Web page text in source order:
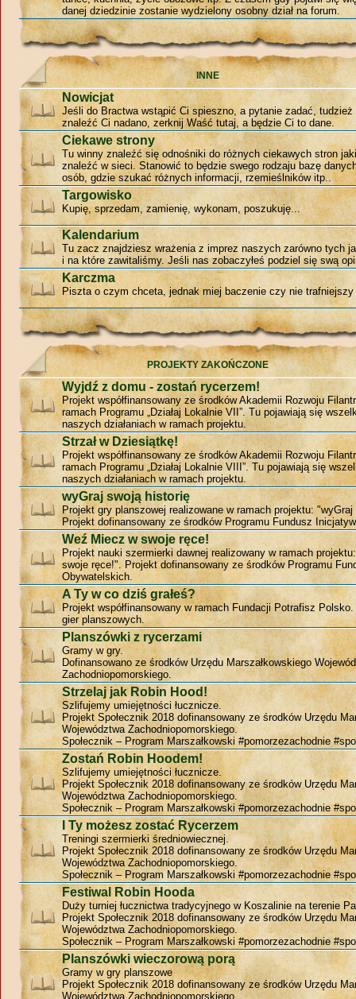
danej dziedzinie zostanie wydzielony osobny dział na forum.
INNE
Nowicjat
Jeśli do Bractwa wstąpić Ci spieszno, a pytanie zadać, tudzież
znaleźć Ci nadano, zerknij Waść tutaj, a będzie Ci to dane.
Ciekawe strony
Tu winny znaleźć się odnośniki do różnych ciekawych stron
znaleźć w sieci. Stanowić to będzie swego rodzaju bazę
osób, gdzie szukać różnych informacji, rzemieślników itp..
Targowisko
Kupię, sprzedam, zamienię, wykonam, poszukuję...
Kalendarium
Tu zacz znajdziesz wrażenia z imprez naszych zarówno tych
i na które zawitaliśmy. Jeśli nas zobaczyłeś podziel się swą
Karczma
Piszta o czym chceta, jednak miej baczenie czy nie trafniejszy
PROJEKTY ZAKOŃCZONE
Wyjdź z domu - zostań rycerzem!
Projekt współfinansowany ze środków Akademii Rozwoju
ramach Programu „Działaj Lokalnie VII”. Tu pojawiają się
naszych działaniach w ramach projektu.
Strzał w Dziesiątkę!
Projekt współfinansowany ze środków Akademii Rozwoju
ramach Programu „Działaj Lokalnie VIII”. Tu pojawiają się
naszych działaniach w ramach projektu.
wyGraj swoją historię
Projekt gry planszowej realizowane w ramach projektu:
Projekt dofinansowany ze środków Programu Fundusz
Weź Miecz w swoje ręce!
Projekt nauki szermierki dawnej realizowany w ramach
swoje ręce!". Projekt dofinansowany ze środków Programu
Obywatelskich.
A Ty w co dziś grałeś?
Projekt współfinansowany w ramach Fundacji Potrafisz
gier planszowych.
Planszówki z rycerzami
Gramy w gry.
Dofinansowano ze środków Urzędu Marszałkowskiego
Zachodniopomorskiego.
Strzelaj jak Robin Hood!
Szlifujemy umiejętności łucznicze.
Projekt Społecznik 2018 dofinansowany ze środków Urzędu
Województwa Zachodniopomorskiego.
Społecznik – Program Marszałkowski #pomorzezachodnie
Zostań Robin Hoodem!
Szlifujemy umiejętności łucznicze.
Projekt Społecznik 2018 dofinansowany ze środków Urzędu
Województwa Zachodniopomorskiego.
Społecznik – Program Marszałkowski #pomorzezachodnie
I Ty możesz zostać Rycerzem
Treningi szermierki średniowiecznej.
Projekt Społecznik 2018 dofinansowany ze środków Urzędu
Województwa Zachodniopomorskiego.
Społecznik – Program Marszałkowski #pomorzezachodnie
Festiwal Robin Hooda
Duży turniej łucznictwa tradycyjnego w Koszalinie na terenie
Projekt Społecznik 2018 dofinansowany ze środków Urzędu
Województwa Zachodniopomorskiego.
Społecznik – Program Marszałkowski #pomorzezachodnie
Planszówki wieczorową porą
Gramy w gry planszowe
Projekt Społecznik 2018 dofinansowany ze środków Urzędu
Województwa Zachodniopomorskiego.